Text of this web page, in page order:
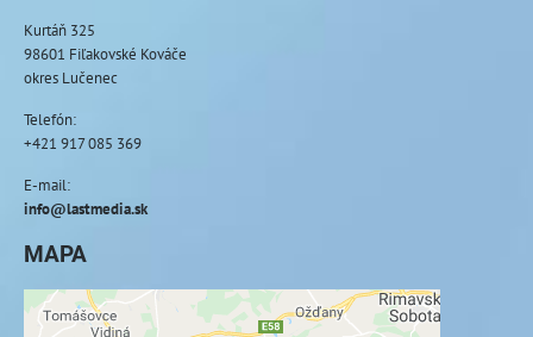
Kurtáň 325
98601 Fiľakovské Kováče
okres Lučenec
Telefón:
+421 917 085 369
E-mail:
info@lastmedia.sk
MAPA